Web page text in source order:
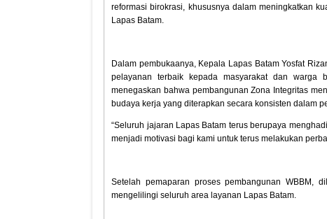
reformasi birokrasi, khususnya dalam meningkatkan
Lapas Batam.
Dalam pembukaanya, Kepala Lapas Batam Yosfat
pelayanan terbaik kepada masyarakat dan warga
menegaskan bahwa pembangunan Zona Integritas
budaya kerja yang diterapkan secara konsisten dalam
“Seluruh jajaran Lapas Batam terus berupaya
menjadi motivasi bagi kami untuk terus melakukan
Setelah pemaparan proses pembangunan WBBM,
mengelilingi seluruh area layanan Lapas Batam.